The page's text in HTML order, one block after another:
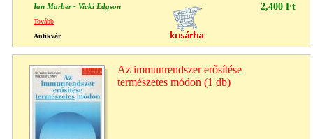
Ian Marber - Vicki Edgson 2,400 Ft
Tovább
Antikvár
Az immunrendszer erősítése
természetes módon (1 db)